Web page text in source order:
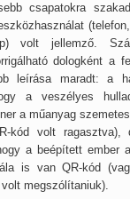
csapatokra
volt jellemző.
dologként a
leírása maradt: a
a veszélyes
a műanyag
kód volt ragasztva),
a beépített ember
is van QR-kód
megszólítaniuk).